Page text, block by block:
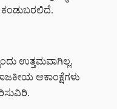
ಕಂಡುಬರಲಿದೆ.
ಉತ್ತಮವಾಗಿಲ್ಲ.
ಆಕಾಂಕ್ಷೆಗಳು